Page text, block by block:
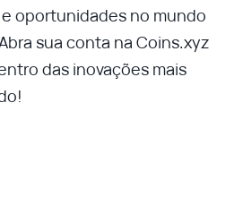
oportunidades no mundo
sua conta na Coins.xyz
das inovações mais